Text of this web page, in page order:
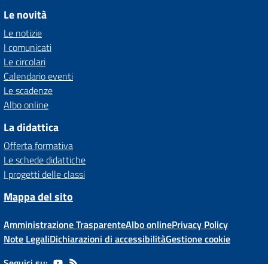
Le novità
Le notizie
I comunicati
Le circolari
Calendario eventi
Le scadenze
Albo online
La didattica
Offerta formativa
Le schede didattiche
I progetti delle classi
Mappa del sito
Amministrazione TrasparenteAlbo onlinePrivacy Policy
Note LegaliDichiarazioni di accessibilitàGestione cookie